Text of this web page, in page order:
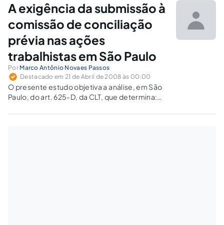
incisos VIII e IX, da Constituição Federal), as
Ações Diretas de Inconstitucionalidades…
A exigência da submissão à
comissão de conciliação
prévia nas ações
trabalhistas em São Paulo
Por Marco Antônio Novaes Passos
Destacado em 21 de Abril de 2008 às 00:00
O presente estudo objetiva a análise, em São
Paulo, do art. 625-D, da CLT, que determina:
será submetida à Comissão de Conciliação